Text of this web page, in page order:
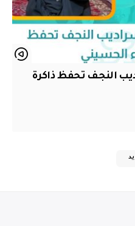
النجف تحفظ ذاكرة